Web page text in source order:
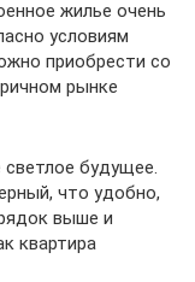
жилье очень
условиям
приобрести со
рынке
будущее.
что удобно,
выше и
квартира